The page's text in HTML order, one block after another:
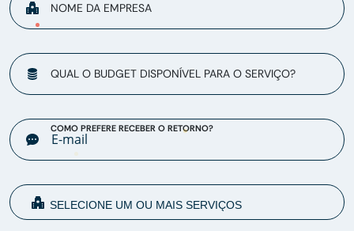
NOME DA EMPRESA
QUAL O BUDGET DISPONÍVEL PARA O SERVIÇO?
COMO PREFERE RECEBER O RETORNO?